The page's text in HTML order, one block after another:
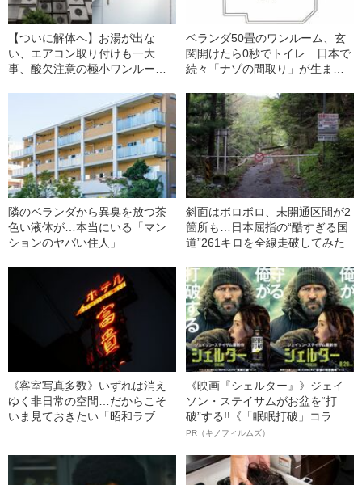
【ついに解体へ】お湯が出な
い、エアコン取り付けも一大
事、酸欠注意の極小ワンルー
ベランダ50畳のワンルーム、玄
関開けたら0秒でトイレ…日本で
続々「ナゾの間取り」が生まれ
隣のベランダから異臭を放つ茶
色い液体が…本当にいる「マン
ションのヤバい住人」
斜面はボロボロ、未開通区間が2
箇所も…日本屈指の“酷すぎる国
道”261キロを全線走破してみた
《客室写真多数》いずれは消え
ゆく非日常の空間…だからこそ
いま見ておきたい「昭和ラブ
《映画『シェルター』》ジェイ
ソン・ステイサムがお盆を“打
破”する!!《「眠眠打破」コラ
ボ》
PR（キノフィルムズ）